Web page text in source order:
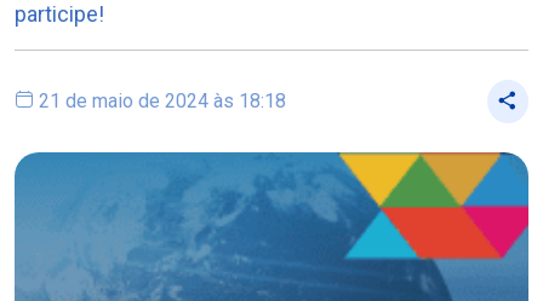
participe!
21 de maio de 2024 às 18:18